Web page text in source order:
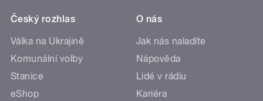
Český rozhlas
Válka na Ukrajině
Komunální volby
Stanice
eShop
O nás
Jak nás naladíte
Nápověda
Lidé v rádiu
Kariéra